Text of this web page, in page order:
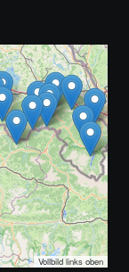
Vollbild links oben